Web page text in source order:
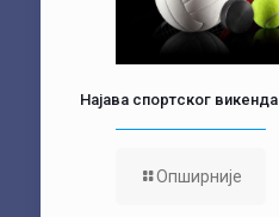
Најава спортског викенда
Опширније